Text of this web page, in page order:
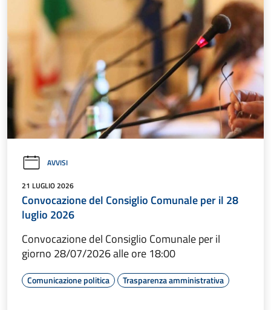
AVVISI
21 LUGLIO 2026
Convocazione del Consiglio Comunale per il 28
luglio 2026
Convocazione del Consiglio Comunale per il
giorno 28/07/2026 alle ore 18:00
Comunicazione politica Trasparenza amministrativa